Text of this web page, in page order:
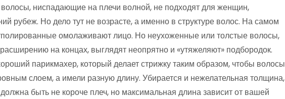
ниспадающие на плечи волной, не подходят для женщин,
рубеж. Но дело тут не возрасте, а именно в структуре волос. На самом
омолаживают лицо. Но неухоженные или толстые волосы,
на концах, выглядят неопрятно и «утяжеляют» подбородок.
парикмахер, который делает стрижку таким образом, чтобы волосы
слоем, а имели разную длину. Убирается и нежелательная толщина,
быть не короче плеч, но максимальная длина зависит от вашей